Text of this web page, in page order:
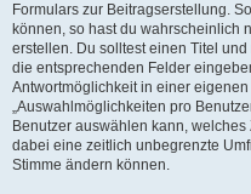
Formulars zur Beitragserstellung.
können, so hast du wahrscheinlich
erstellen. Du solltest einen Titel
die entsprechenden Felder
Antwortmöglichkeit in einer
„Auswahlmöglichkeiten pro
Benutzer auswählen kann,
dabei eine zeitlich unbegrenzte
Stimme ändern können.